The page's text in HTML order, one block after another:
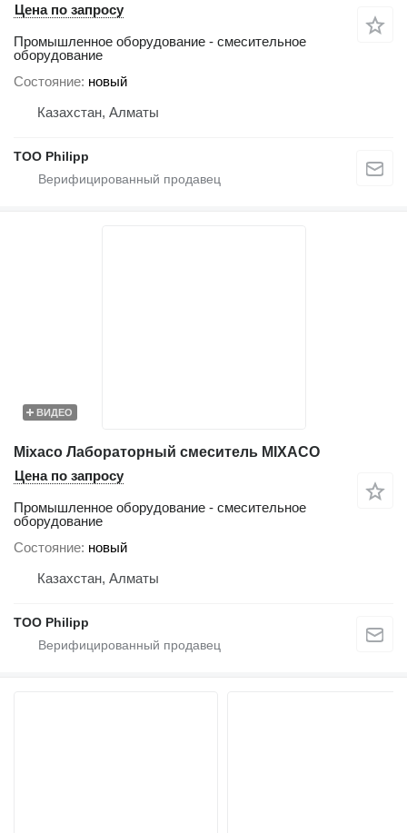
Цена по запросу
Промышленное оборудование - смесительное
оборудование
Состояние новый
Казахстан, Алматы
ТОО Philipp
ВИДЕО
Mixaco Лабораторный смеситель MIXACO
Цена по запросу
Промышленное оборудование - смесительное
оборудование
Состояние новый
Казахстан, Алматы
ТОО Philipp